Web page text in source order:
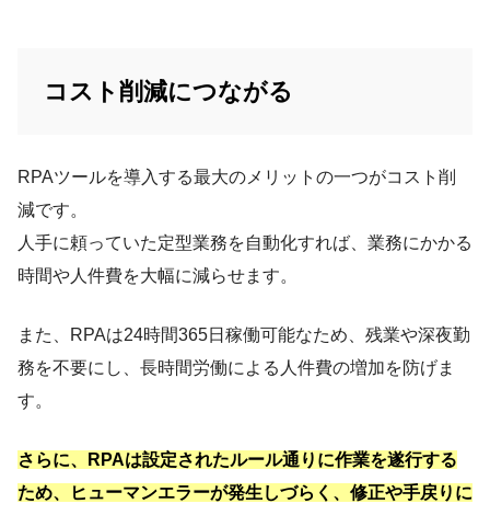
コスト削減につながる
RPAツールを導入する最大のメリットの一つがコスト削
減です。
人手に頼っていた定型業務を自動化すれば、業務にかかる
時間や人件費を大幅に減らせます。
また、RPAは24時間365日稼働可能なため、残業や深夜勤
務を不要にし、長時間労働による人件費の増加を防げま
す。
さらに、RPAは設定されたルール通りに作業を遂行する
ため、ヒューマンエラーが発生しづらく、修正や手戻りに